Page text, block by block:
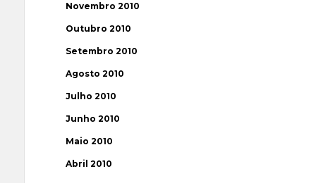
Novembro 2010
Outubro 2010
Setembro 2010
Agosto 2010
Julho 2010
Junho 2010
Maio 2010
Abril 2010